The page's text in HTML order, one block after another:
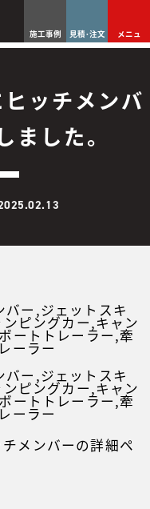
施工事例 見積･注文 メニュ
ッチメンバ
ました。
メンバーの詳細ペ